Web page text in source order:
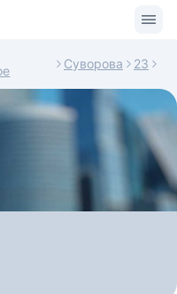
Суворова 23